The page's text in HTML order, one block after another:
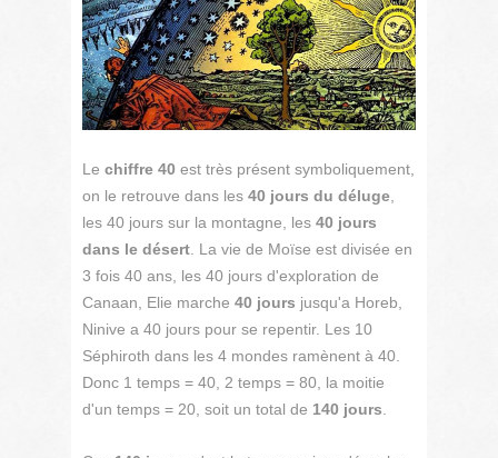
Le chiffre 40 est très présent symboliquement,
on le retrouve dans les 40 jours du déluge
les 40 jours sur la montagne, les 40 jours
dans le désert . La vie de Moïse est divisée en
3 fois 40 ans, les 40 jours d'exploration de
Canaan, Elie marche 40 jours jusqu'a Horeb,
Ninive a 40 jours pour se repentir. Les 10
Séphiroth dans les 4 mondes ramènent à 40.
Donc 1 temps = 40, 2 temps = 80, la moitie
d'un temps = 20, soit un total de 140 jours